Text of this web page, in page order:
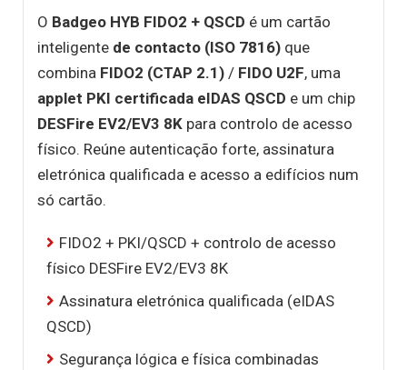
O Badgeo HYB FIDO2 + QSCD é um cartão
inteligente de contacto (ISO 7816) que
combina FIDO2 (CTAP 2.1) / FIDO U2F, uma
applet PKI certificada eIDAS QSCD e um chip
DESFire EV2/EV3 8K para controlo de acesso
físico. Reúne autenticação forte, assinatura
eletrónica qualificada e acesso a edifícios num
só cartão.
FIDO2 + PKI/QSCD + controlo de acesso
físico DESFire EV2/EV3 8K
Assinatura eletrónica qualificada (eIDAS
QSCD)
Segurança lógica e física combinadas